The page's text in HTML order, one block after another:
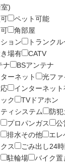
)
ペット可能
角部屋
ョン
トランクル
場有
CATV
ナ
BSアンテナ
ーネット
光ファ
インターネット
ク
TVドアホン
ィシステム
防犯
プロパンガス
公
排水その他
エレ
ス
ごみ出し24
駐輪場
バイク置